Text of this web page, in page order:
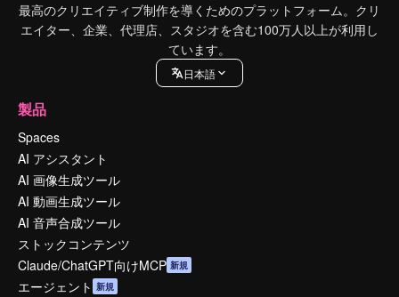
最高のクリエイティブ制作を導くためのプラットフォーム。クリ
エイター、企業、代理店、スタジオを含む100万人以上が利用し
ています。
日本語
製品
Spaces
AI アシスタント
AI 画像生成ツール
AI 動画生成ツール
AI 音声合成ツール
ストックコンテンツ
Claude/ChatGPT向けMCP 新規
エージェント 新規